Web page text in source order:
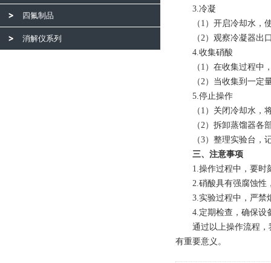
四氟制品
消解仪系列
3.冷凝
（1）开启冷却水，使
（2）观察冷凝器出口
4.收集硝酸
（1）在收集过程中，
（2）当收集到一定量
5.停止操作
（1）关闭冷却水，将
（2）拆卸蒸馏器各部
（3）整理实验台，记
三、注意事项
1.操作过程中，要时
2.硝酸具有强腐蚀性
3.实验过程中，严禁
4.定期检查，确保设
通过以上操作流程，
有重要意义。